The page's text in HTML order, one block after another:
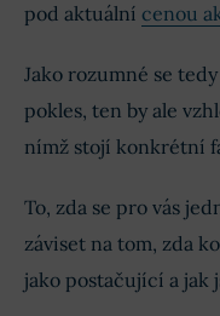
pod aktuální cenou
Jako rozumné se
pokles, ten by ale
nímž stojí konkrétní
To, zda se pro vás
záviset na tom, zda
jako postačující a jak